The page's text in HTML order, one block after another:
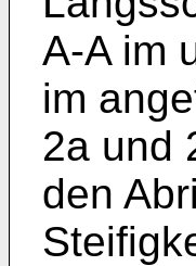
A-A im
im
2a und
den